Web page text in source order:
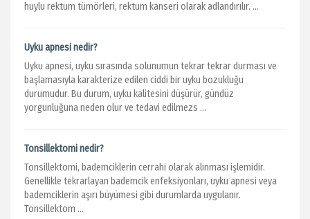
huylu rektum tümörleri, rektum kanseri olarak adlandırılır. ...
Uyku apnesi nedir?
Uyku apnesi, uyku sırasında solunumun tekrar tekrar durması ve
başlamasıyla karakterize edilen ciddi bir uyku bozukluğu
durumudur. Bu durum, uyku kalitesini düşürür, gündüz
yorgunluğuna neden olur ve tedavi edilmezs ...
Tonsillektomi nedir?
Tonsillektomi, bademciklerin cerrahi olarak alınması işlemidir.
Genellikle tekrarlayan bademcik enfeksiyonları, uyku apnesi veya
bademciklerin aşırı büyümesi gibi durumlarda uygulanır.
Tonsillektom ...